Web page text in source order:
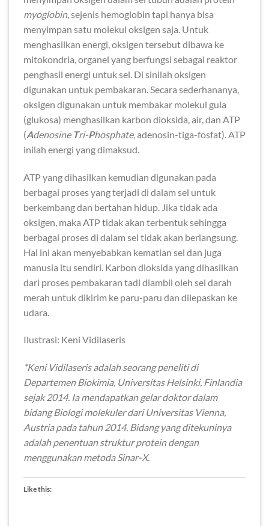
myoglobin, sejenis hemoglobin tapi hanya bisa
menyimpan satu molekul oksigen saja. Untuk
menghasilkan energi, oksigen tersebut dibawa ke
mitokondria, organel yang berfungsi sebagai reaktor
penghasil energi untuk sel. Di sinilah oksigen
digunakan untuk pembakaran. Secara sederhananya,
oksigen digunakan untuk membakar molekul gula
(glukosa) menghasilkan karbon dioksida, air, dan ATP
(Adenosine Tri-Phosphate, adenosin-tiga-fosfat). ATP
inilah energi yang dimaksud.
ATP yang dihasilkan kemudian digunakan pada
berbagai proses yang terjadi di dalam sel untuk
berkembang dan bertahan hidup. Jika tidak ada
oksigen, maka ATP tidak akan terbentuk sehingga
berbagai proses di dalam sel tidak akan berlangsung.
Hal ini akan menyebabkan kematian sel dan juga
manusia itu sendiri. Karbon dioksida yang dihasilkan
dari proses pembakaran tadi diambil oleh sel darah
merah untuk dikirim ke paru-paru dan dilepaskan ke
udara.
Ilustrasi: Keni Vidilaseris
*Keni Vidilaseris adalah seorang peneliti di
Departemen Biokimia, Universitas Helsinki, Finlandia
sejak 2014. Ia mendapatkan gelar doktor dalam
bidang Biologi molekuler dari Universitas Vienna,
Austria pada tahun 2014. Bidang yang ditekuninya
adalah penentuan struktur protein dengan
menggunakan metoda Sinar-X.
Like this: